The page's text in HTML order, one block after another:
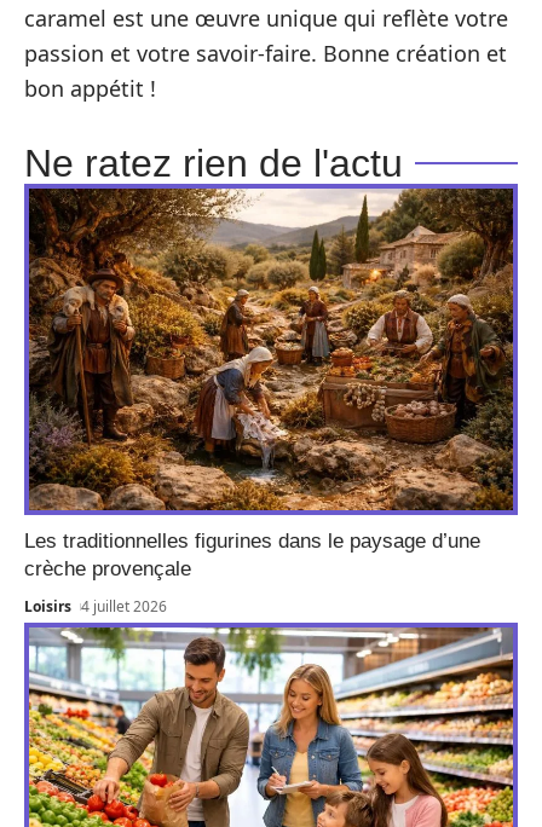
caramel est une œuvre unique qui reflète votre
passion et votre savoir-faire. Bonne création et
bon appétit !
Ne ratez rien de l'actu
Les traditionnelles figurines dans le paysage d’une
crèche provençale
Loisirs 4 juillet 2026